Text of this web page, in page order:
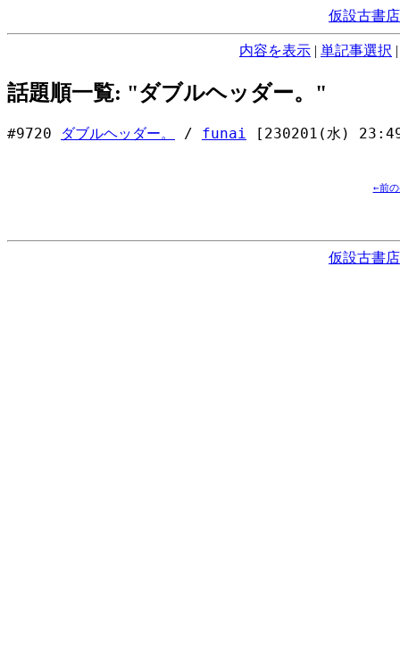
仮設古書店
内容を表示 | 単記事選択
話題順一覧: "ダブルヘッダー。"
#9720 ダブルヘッダー。 / funai [230201(水)
←前
仮設古書店